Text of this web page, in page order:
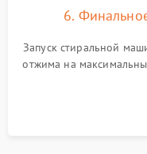
6.
Запуск стиральной
отжима на
корректности
посторонних